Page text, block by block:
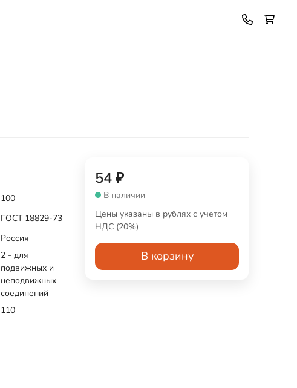
100
ГОСТ 18829-73
Россия
2 - для
подвижных и
неподвижных
соединений
110
54₽
В наличии
Цены указаны в рублях с учетом
НДС (20%)
В корзину